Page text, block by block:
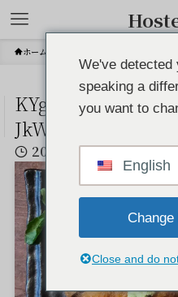
ホーム
JkWwl37sXKD2
2023年4月19日
We've detected
speaking a
you want to
English
Change
Close and do